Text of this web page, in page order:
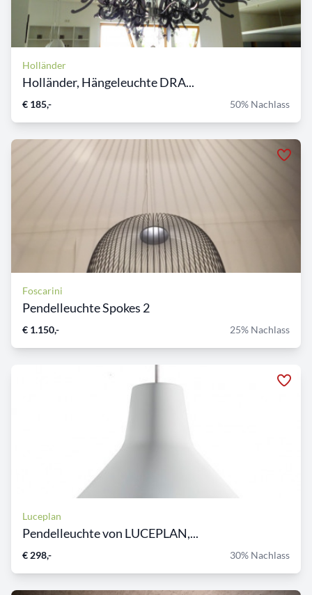
Holländer
Holländer, Hängeleuchte DRA...
€ 185,- 50% Nachlass
Foscarini
Pendelleuchte Spokes 2
€ 1.150,- 25% Nachlass
Luceplan
Pendelleuchte von LUCEPLAN,...
€ 298,- 30% Nachlass